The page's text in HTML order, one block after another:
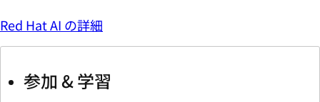
Red Hat AI の詳細
参加 & 学習